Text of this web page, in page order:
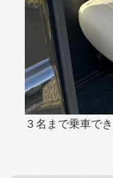
３名まで乗車で